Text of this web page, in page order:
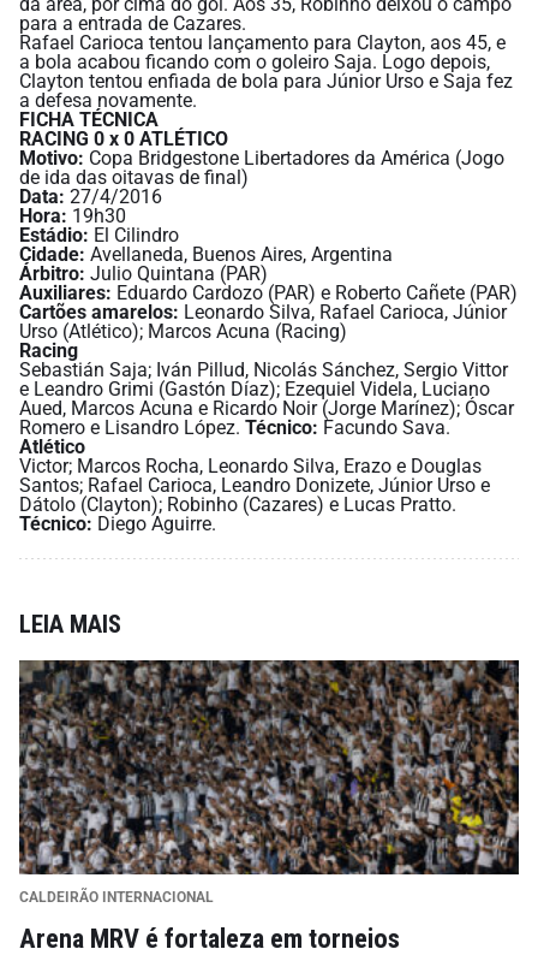
para a entrada de Cazares.
Rafael Carioca tentou lançamento para Clayton, aos 45, e
a bola acabou ficando com o goleiro Saja. Logo depois,
Clayton tentou enfiada de bola para Júnior Urso e Saja fez
a defesa novamente.
FICHA TÉCNICA
RACING 0 x 0 ATLÉTICO
Motivo: Copa Bridgestone Libertadores da América (Jogo
de ida das oitavas de final)
Data: 27/4/2016
Hora: 19h30
Estádio: El Cilindro
Cidade: Avellaneda, Buenos Aires, Argentina
Árbitro: Julio Quintana (PAR)
Auxiliares: Eduardo Cardozo (PAR) e Roberto Cañete (PAR)
Cartões amarelos: Leonardo Silva, Rafael Carioca, Júnior
Urso (Atlético); Marcos Acuna (Racing)
Racing
Sebastián Saja; Iván Pillud, Nicolás Sánchez, Sergio Vittor
e Leandro Grimi (Gastón Díaz); Ezequiel Videla, Luciano
Aued, Marcos Acuna e Ricardo Noir (Jorge Marínez); Óscar
Romero e Lisandro López. Técnico: Facundo Sava.
Atlético
Victor; Marcos Rocha, Leonardo Silva, Erazo e Douglas
Santos; Rafael Carioca, Leandro Donizete, Júnior Urso e
Dátolo (Clayton); Robinho (Cazares) e Lucas Pratto.
Técnico: Diego Aguirre.
LEIA MAIS
CALDEIRÃO INTERNACIONAL
Arena MRV é fortaleza em torneios